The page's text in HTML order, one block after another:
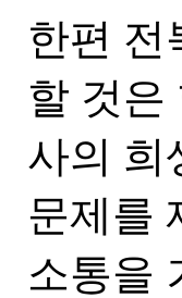
한편 전
할 것은
사의 희
문제를
소통을